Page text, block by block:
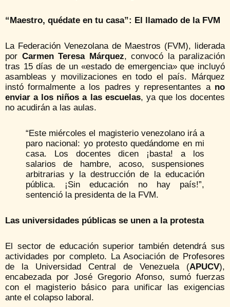
“Maestro, quédate en tu casa”: El llamado de la FVM
La Federación Venezolana de Maestros (FVM), liderada
por Carmen Teresa Márquez, convocó la paralización
tras 15 días de un «estado de emergencia» que incluyó
asambleas y movilizaciones en todo el país. Márquez
instó formalmente a los padres y representantes a no
enviar a los niños a las escuelas, ya que los docentes
no acudirán a las aulas.
“Este miércoles el magisterio venezolano irá a
paro nacional: yo protesto quedándome en mi
casa. Los docentes dicen ¡basta! a los
salarios de hambre, acoso, suspensiones
arbitrarias y la destrucción de la educación
pública. ¡Sin educación no hay país!”,
sentenció la presidenta de la FVM.
Las universidades públicas se unen a la protesta
El sector de educación superior también detendrá sus
actividades por completo. La Asociación de Profesores
de la Universidad Central de Venezuela (APUCV),
encabezada por José Gregorio Afonso, sumó fuerzas
con el magisterio básico para unificar las exigencias
ante el colapso laboral.